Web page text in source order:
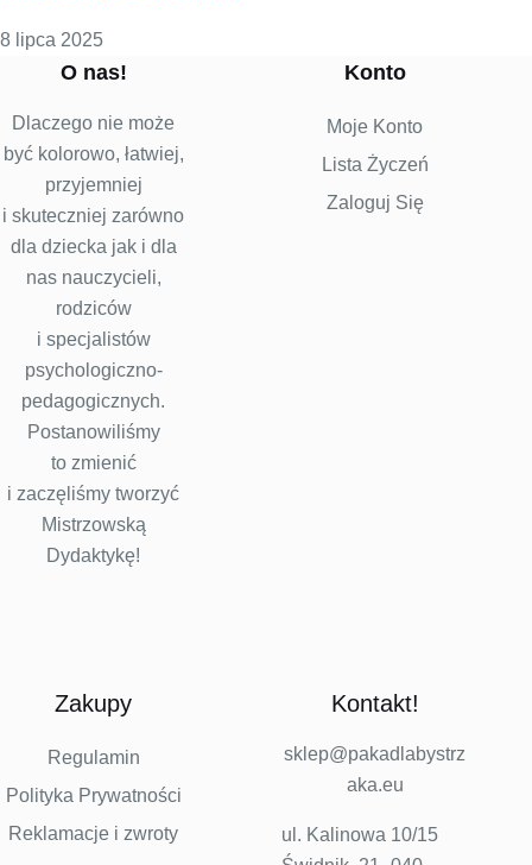
8 lipca 2025
O nas!
Dlaczego nie może
być kolorowo, łatwiej,
przyjemniej
i skuteczniej zarówno
dla dziecka jak i dla
nas nauczycieli,
rodziców
i specjalistów
psychologiczno-
pedagogicznych.
Postanowiliśmy
to zmienić
i zaczęliśmy tworzyć
Mistrzowską
Dydaktykę!
Konto
Moje Konto
Lista Życzeń
Zaloguj Się
Zakupy
Regulamin
Polityka Prywatności
Reklamacje i zwroty
Kontakt!
sklep@pakadlabystrz
aka.eu
ul. Kalinowa 10/15